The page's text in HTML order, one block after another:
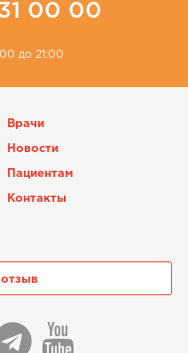
00 00
до 21:00
Врачи
Новости
Пациентам
Контакты
отзыв